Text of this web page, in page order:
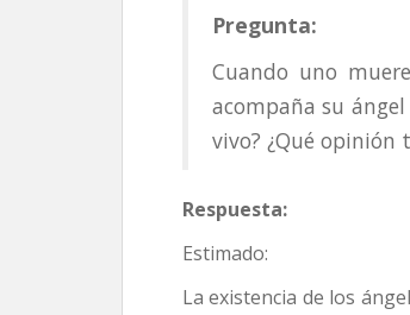
Pregunta:
Cuando uno
acompaña su
vivo? ¿Qué opinión
Respuesta:
Estimado:
La existencia de los